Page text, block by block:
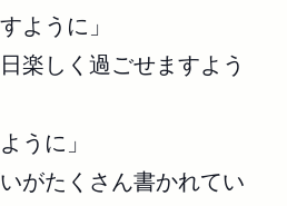
ように」
楽しく過ごせますよう
うに」
がたくさん書かれてい